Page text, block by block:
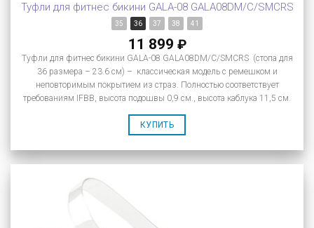
Туфли для фитнес бикини GALA-08 GALA08DM/C/SMCRS
35 36 37 38 41
11 899 ₽
Туфли для фитнес бикини GALA-08 GALA08DM/C/SMCRS (стопа для
36 размера – 23.6 см) – классическая модель с ремешком и
неповторимым покрытием из страз. Полностью соответствует
требованиям IFBB, высота подошвы 0,9 см., высота каблука 11,5 см.
КУПИТЬ